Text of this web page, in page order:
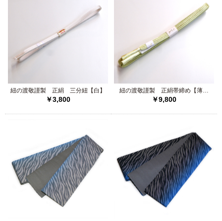
紐の渡敬謹製 正絹 三分紐【白】
￥3,800
紐の渡敬謹製 正絹帯締め【薄緑
色】
￥9,800